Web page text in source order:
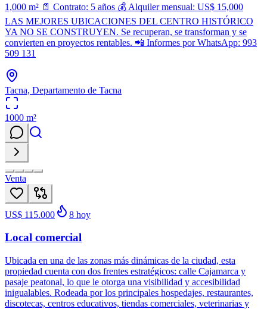
1,000 m² 📄 Contrato: 5 años 💰 Alquiler mensual: US$ 15,000
LAS MEJORES UBICACIONES DEL CENTRO HISTÓRICO
YA NO SE CONSTRUYEN. Se recuperan, se transforman y se
convierten en proyectos rentables. 📲 Informes por WhatsApp: 993
509 131
Tacna, Departamento de Tacna
1000 m²
Venta
US$ 115.000 8 hoy
Local comercial
Ubicada en una de las zonas más dinámicas de la ciudad, esta
propiedad cuenta con dos frentes estratégicos: calle Cajamarca y
pasaje peatonal, lo que le otorga una visibilidad y accesibilidad
inigualables. Rodeada por los principales hospedajes, restaurantes,
discotecas, centros educativos, tiendas comerciales, veterinarias y